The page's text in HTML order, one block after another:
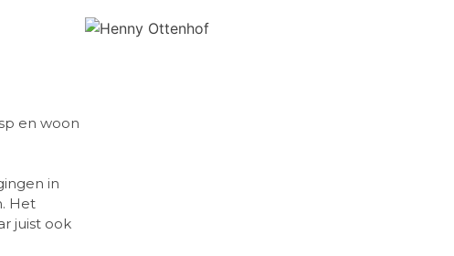
en woon
in
Het
juist ook